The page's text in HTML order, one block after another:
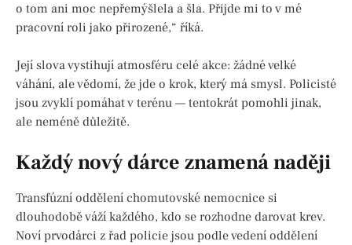
o tom ani moc nepřemýšlela a šla. Přijde mi to v mé
pracovní roli jako přirozené,“ říká.
Její slova vystihují atmosféru celé akce: žádné velké
váhání, ale vědomí, že jde o krok, který má smysl. Policisté
jsou zvyklí pomáhat v terénu — tentokrát pomohli jinak,
ale neméně důležitě.
Každý nový dárce znamená naději
Transfúzní oddělení chomutovské nemocnice si
dlouhodobě váží každého, kdo se rozhodne darovat krev.
Noví prvodárci z řad policie jsou podle vedení oddělení